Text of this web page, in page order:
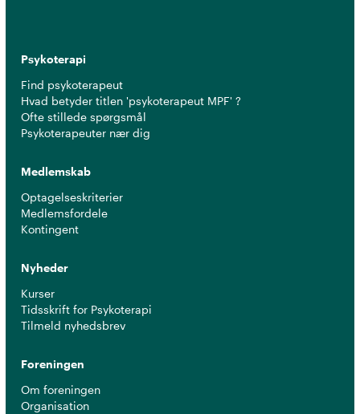
Psykoterapi
Find psykoterapeut
Hvad betyder titlen 'psykoterapeut MPF' ?
Ofte stillede spørgsmål
Psykoterapeuter nær dig
Medlemskab
Optagelseskriterier
Medlemsfordele
Kontingent
Nyheder
Kurser
Tidsskrift for Psykoterapi
Tilmeld nyhedsbrev
Foreningen
Om foreningen
Organisation